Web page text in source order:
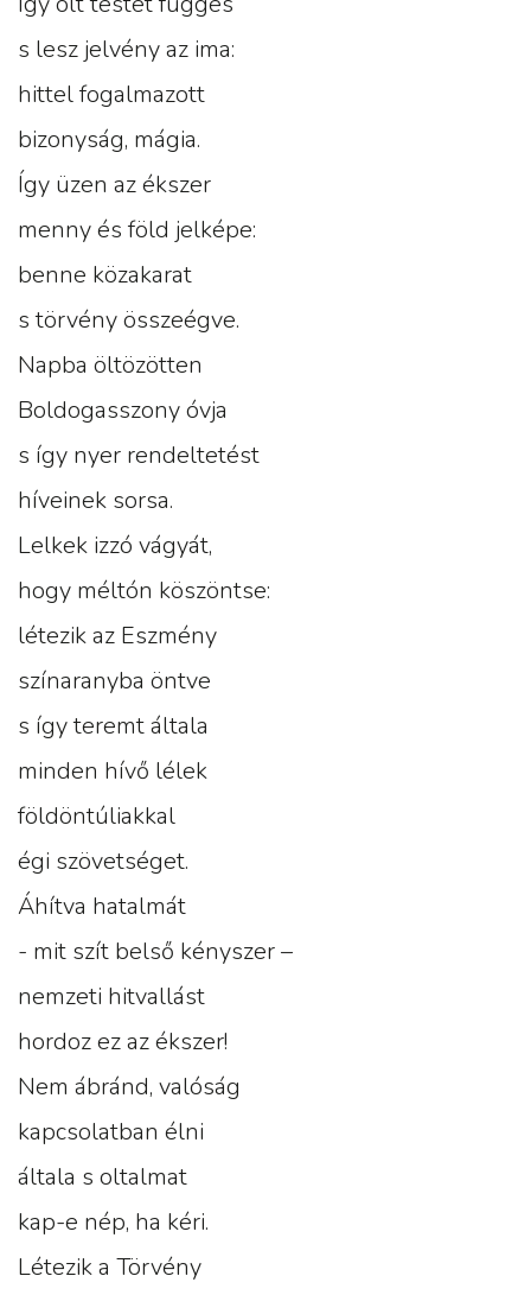
s lesz jelvény az ima:
hittel fogalmazott
bizonyság, mágia.
Így üzen az ékszer
menny és föld jelképe:
benne közakarat
s törvény összeégve.
Napba öltözötten
Boldogasszony óvja
s így nyer rendeltetést
híveinek sorsa.
Lelkek izzó vágyát,
hogy méltón köszöntse:
létezik az Eszmény
színaranyba öntve
s így teremt általa
minden hívő lélek
földöntúliakkal
égi szövetséget.
Áhítva hatalmát
- mit szít belső kényszer –
nemzeti hitvallást
hordoz ez az ékszer!
Nem ábránd, valóság
kapcsolatban élni
általa s oltalmat
kap-e nép, ha kéri.
Létezik a Törvény